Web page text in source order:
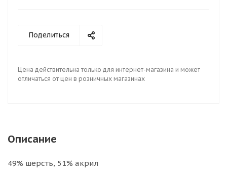
Поделиться
Цена действительна только для интернет-магазина и может
отличаться от цен в розничных магазинах
Описание
49% шерсть, 51% акрил